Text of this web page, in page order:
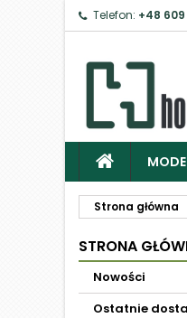
Telefon: +48 609
Strona główna
STRONA
Nowości
Ostatnie